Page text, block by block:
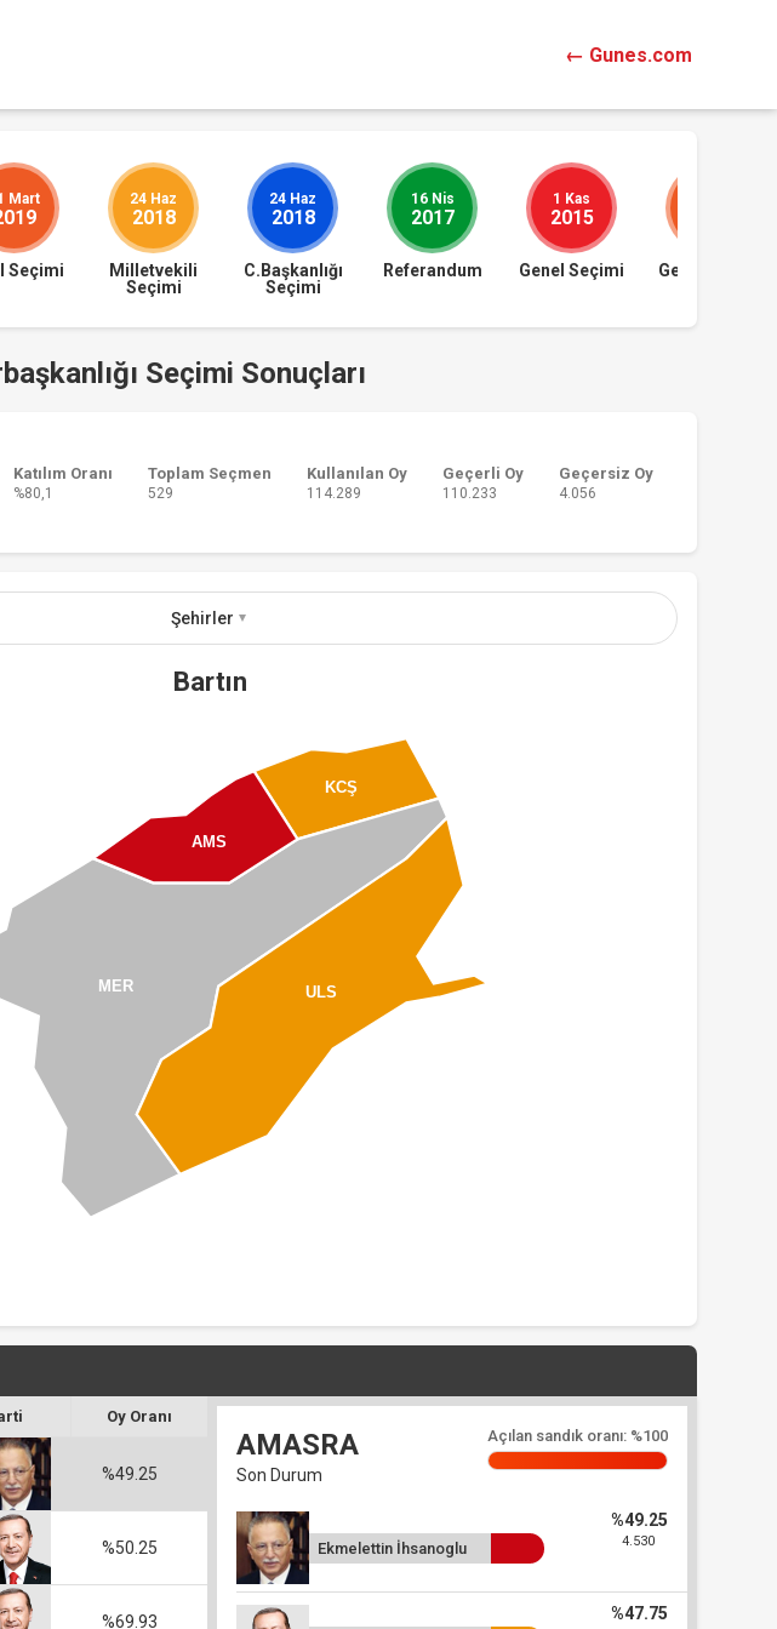
← Gunes.com
Mart
Seçimi
24 Haz
2018
Milletvekili
Seçimi
24 Haz
2018
C.Başkanlığı
Seçimi
16 Nis
2017
Referandum
1 Kas
2015
Genel Seçimi Genel Seçimi
Seçimi Sonuçları
Katılım Oranı
%80,1
Toplam Seçmen
529
Kullanılan Oy
114.289
Geçerli Oy
110.233
Geçersiz Oy
4.056
Şehirler
Bartın
KCŞ
MER
AMS
ULS
Oy Oranı
%49.25
%50.25
%69.93
AMASRA
Son Durum
Açılan sandık oranı: %100
Ekmelettin İhsanoglu
%49.25
4.530
%47.75